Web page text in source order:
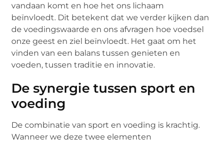
vandaan komt en hoe het ons lichaam
beïnvloedt. Dit betekent dat we verder kijken dan
de voedingswaarde en ons afvragen hoe voedsel
onze geest en ziel beïnvloedt. Het gaat om het
vinden van een balans tussen genieten en
voeden, tussen traditie en innovatie.
De synergie tussen sport en
voeding
De combinatie van sport en voeding is krachtig.
Wanneer we deze twee elementen